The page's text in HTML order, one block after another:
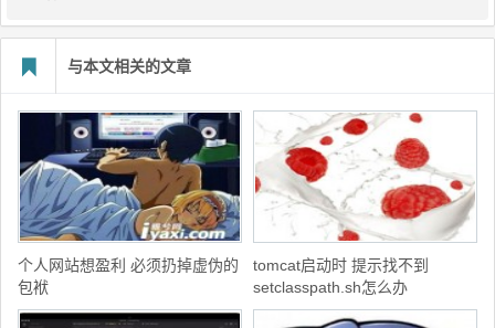
与本文相关的文章
个人网站想盈利 必须扔掉虚伪的
包袱
tomcat启动时 提示找不到
setclasspath.sh怎么办